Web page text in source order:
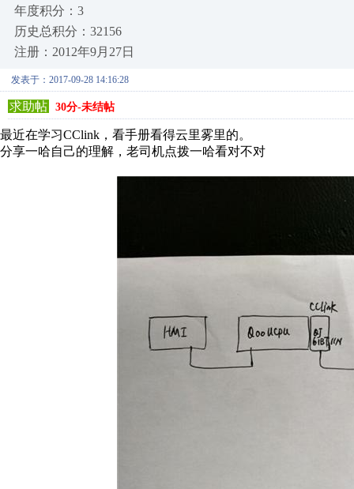
年度积分：3
历史总积分：32156
注册：2012年9月27日
发表于：2017-09-28 14:16:28
求助帖 30分-未结帖
最近在学习CClink，看手册看得云里雾里的。
分享一哈自己的理解，老司机点拨一哈看对不对